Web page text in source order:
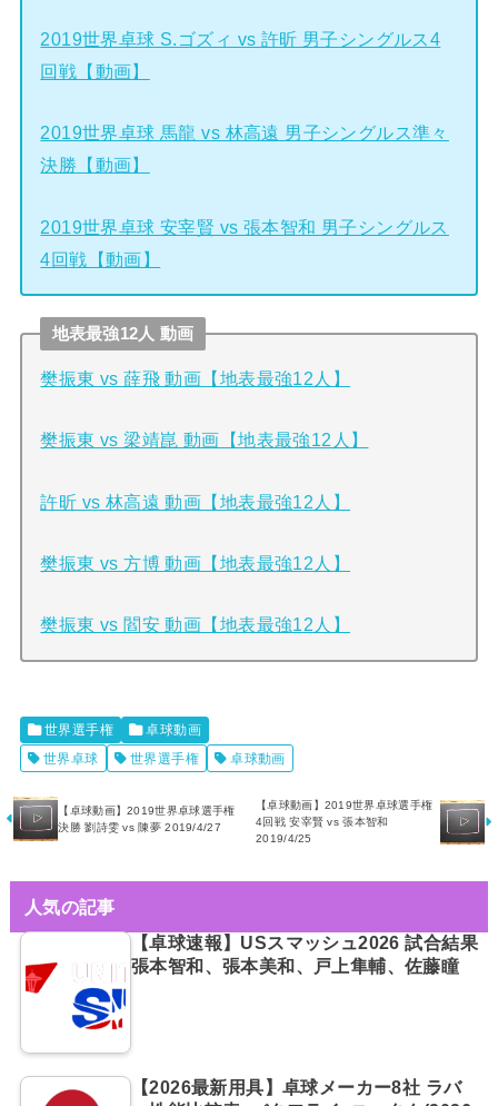
2019世界卓球 S.ゴズィ vs 許昕 男子シングルス4
回戦【動画】
2019世界卓球 馬龍 vs 林高遠 男子シングルス準々
決勝【動画】
2019世界卓球 安宰賢 vs 張本智和 男子シングルス
4回戦【動画】
地表最強12人 動画
樊振東 vs 薛飛 動画【地表最強12人】
樊振東 vs 梁靖崑 動画【地表最強12人】
許昕 vs 林高遠 動画【地表最強12人】
樊振東 vs 方博 動画【地表最強12人】
樊振東 vs 閻安 動画【地表最強12人】
世界選手権
卓球動画
世界卓球
世界選手権 卓球動画
【卓球動画】2019世界卓球選手権
決勝 劉詩雯 vs 陳夢 2019/4/27
【卓球動画】2019世界卓球選手権
4回戦 安宰賢 vs 張本智和
2019/4/25
人気の記事
【卓球速報】USスマッシュ2026 試合結果
張本智和、張本美和、戸上隼輔、佐藤瞳
【2026最新用具】卓球メーカー8社 ラバ